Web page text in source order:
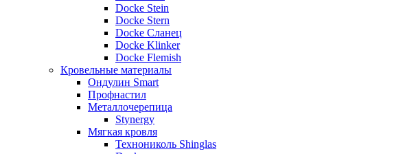
Docke Stein
Docke Stern
Docke Сланец
Docke Klinker
Docke Flemish
Кровельные материалы
Ондулин Smart
Профнастил
Металлочерепица
Stynergy
Мягкая кровля
Технониколь Shinglas